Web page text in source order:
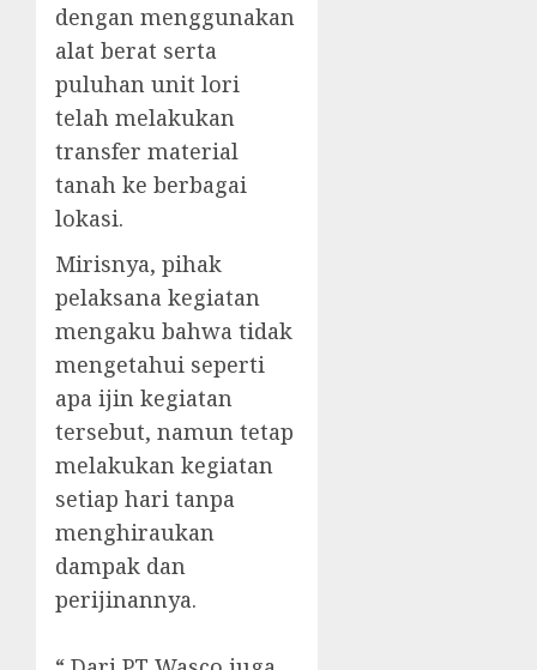
dengan menggunakan
alat berat serta
puluhan unit lori
telah melakukan
transfer material
tanah ke berbagai
lokasi.
Mirisnya, pihak
pelaksana kegiatan
mengaku bahwa tidak
mengetahui seperti
apa ijin kegiatan
tersebut, namun tetap
melakukan kegiatan
setiap hari tanpa
menghiraukan
dampak dan
perijinannya.